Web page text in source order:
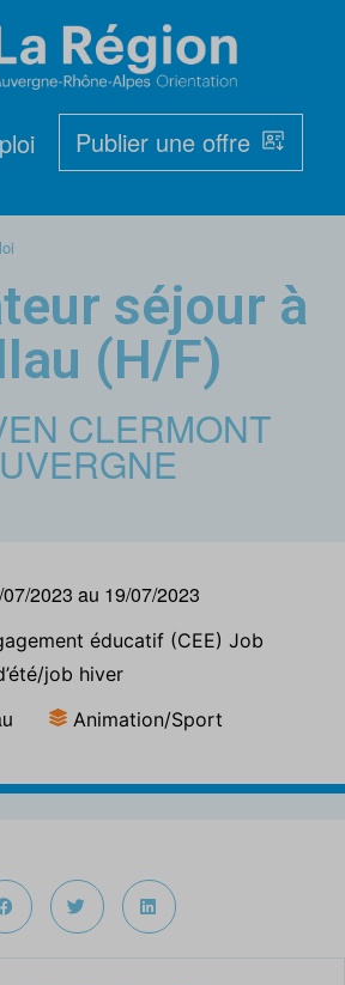
Publier une offre
séjour à
(H/F)
CLERMONT
2023 au 19/07/2023
éducatif (CEE) Job
job hiver
Animation/Sport